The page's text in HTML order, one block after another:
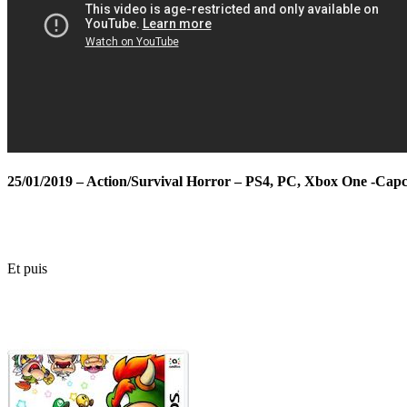
25/01/2019 – Action/Survival Horror – PS4, PC, Xbox One -
Et puis